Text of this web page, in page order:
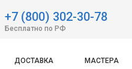
+7 (800) 302-30-78
Бесплатно по РФ
ДОСТАВКА МАСТЕРА